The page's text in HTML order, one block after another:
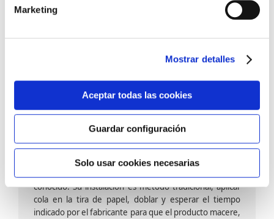
Marketing
Mostrar detalles
Aceptar todas las cookies
Guardar configuración
Solo usar cookies necesarias
barniz multiadherente en base agua. En zonas de
fuegos, se recomienda proteger con placas, silestone,
dado que el frotar en exceso dañaría el papel. Su
colocación es cola en la pared y tira en seco, sin
colocación es fácil rápida y sencilla.
Papel pintado calidad papel:
Formado por una capa de papel sobre un soporte de
conocido. Su instalación es método tradicional, aplicar
cola en la tira de papel, doblar y esperar el tiempo
indicado por el fabricante para que el producto macere,